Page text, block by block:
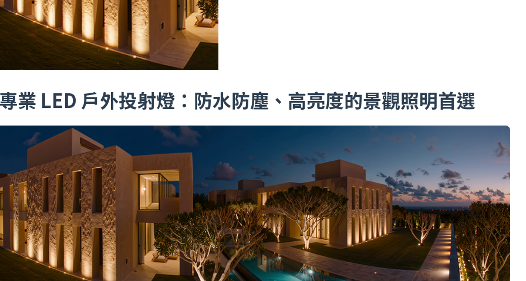
業 LED 戶外投射燈：防水防塵、高亮度的景觀照明首選